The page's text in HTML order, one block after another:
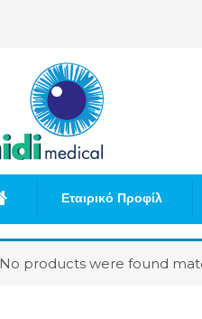
Εταιρικό Προφίλ
No products were found